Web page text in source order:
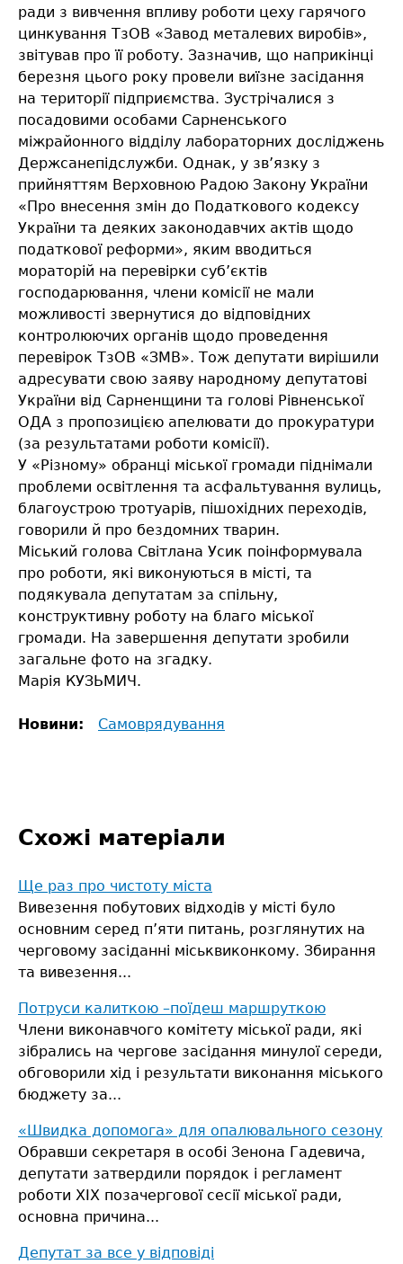
ради з вивчення впливу роботи цеху гарячого
цинкування ТзОВ «Завод металевих виробів»,
звітував про її роботу. Зазначив, що наприкінці
березня цього року провели виїзне засідання
на території підприємства. Зустрічалися з
посадовими особами Сарненського
міжрайонного відділу лабораторних досліджень
Держсанепідслужби. Однак, у зв’язку з
прийняттям Верховною Радою Закону України
«Про внесення змін до Податкового кодексу
України та деяких законодавчих актів щодо
податкової реформи», яким вводиться
мораторій на перевірки суб’єктів
господарювання, члени комісії не мали
можливості звернутися до відповідних
контролюючих органів щодо проведення
перевірок ТзОВ «ЗМВ». Тож депутати вирішили
адресувати свою заяву народному депутатові
України від Сарненщини та голові Рівненської
ОДА з пропозицією апелювати до прокуратури
(за результатами роботи комісії).
У «Різному» обранці міської громади піднімали
проблеми освітлення та асфальтування вулиць,
благоустрою тротуарів, пішохідних переходів,
говорили й про бездомних тварин.
Міський голова Світлана Усик поінформувала
про роботи, які виконуються в місті, та
подякувала депутатам за спільну,
конструктивну роботу на благо міської
громади. На завершення депутати зробили
загальне фото на згадку.
Марія КУЗЬМИЧ.
Новини: Самоврядування
Схожі матеріали
Ще раз про чистоту міста
Вивезення побутових відходів у місті було
основним серед п’яти питань, розглянутих на
черговому засіданні міськвиконкому. Збирання
та вивезення...
Потруси калиткою –поїдеш маршруткою
Члени виконавчого комітету міської ради, які
зібрались на чергове засідання минулої середи,
обговорили хід і результати виконання міського
бюджету за...
«Швидка допомога» для опалювального сезону
Обравши секретаря в особі Зенона Гадевича,
депутати затвердили порядок і регламент
роботи ХІХ позачергової сесії міської ради,
основна причина...
Депутат за все у відповіді